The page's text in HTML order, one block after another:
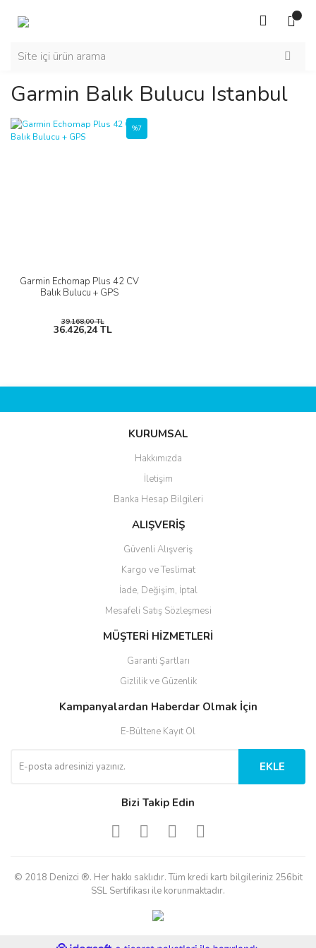
Garmin Balık Bulucu Istanbul
Garmin Echomap Plus 42 CV
Balık Bulucu + GPS
%7
39.168,00 TL
36.426,24 TL
KURUMSAL
Hakkımızda
İletişim
Banka Hesap Bilgileri
ALIŞVERİŞ
Güvenli Alışveriş
Kargo ve Teslimat
İade, Değişim, İptal
Mesafeli Satış Sözleşmesi
MÜŞTERİ HİZMETLERİ
Garanti Şartları
Gizlilik ve Güzenlik
Kampanyalardan Haberdar Olmak İçin
E-Bültene Kayıt Ol
EKLE
Bizi Takip Edin
© 2018 Denizci ®. Her hakkı saklıdır. Tüm kredi kartı bilgileriniz 256bit
SSL Sertifikası ile korunmaktadır.